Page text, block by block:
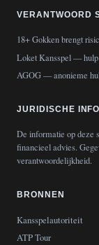
VERANTWOORD
18+ Gokken brengt
Loket Kansspel— hulp
AGOG— anonieme
JURIDISCHE
De informatie op deze
financieel advies.
verantwoordelijkheid.
BRONNEN
Kansspelautoriteit
ATP Tour